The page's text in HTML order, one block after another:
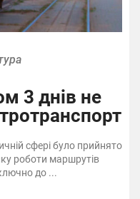
3 днів не
сфері було прийнято
роботи маршрутів
до ...